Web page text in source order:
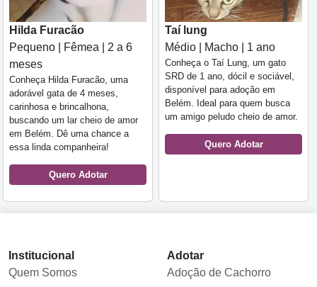
Hilda Furacão
Pequeno | Fêmea | 2 a 6
meses
Conheça Hilda Furacão, uma
adorável gata de 4 meses,
carinhosa e brincalhona,
buscando um lar cheio de amor
em Belém. Dê uma chance a
essa linda companheira!
Quero Adotar
Taí lung
Médio | Macho | 1 ano
Conheça o Taí Lung, um gato
SRD de 1 ano, dócil e sociável,
disponível para adoção em
Belém. Ideal para quem busca
um amigo peludo cheio de amor.
Quero Adotar
Institucional
Quem Somos
Adotar
Adoção de Cachorro